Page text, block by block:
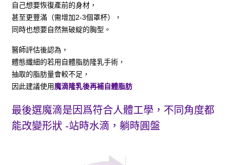
自己想要恢復產前的身材，
甚至更豐滿（需增加2-3個罩杯），
同時也想要自然無破綻的胸型。
醫師評估後認為，
體態纖細的若用自體脂肪隆乳手術，
抽取的脂肪量會較不足，
因此建議使用魔滴隆乳後再補自體脂肪
最後選魔滴是因爲符合人體工學，不同角度都
能改變形狀 -站時水滴，躺時圓盤